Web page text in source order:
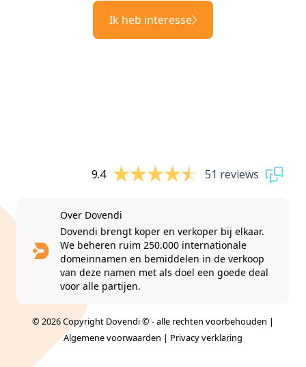
Ik heb interesse
9.4 51 reviews
Over Dovendi
Dovendi brengt koper en verkoper bij elkaar.
We beheren ruim 250.000 internationale
domeinnamen en bemiddelen in de verkoop
van deze namen met als doel een goede deal
voor alle partijen.
© 2026 Copyright Dovendi © - alle rechten voorbehouden |
Algemene voorwaarden | Privacy verklaring